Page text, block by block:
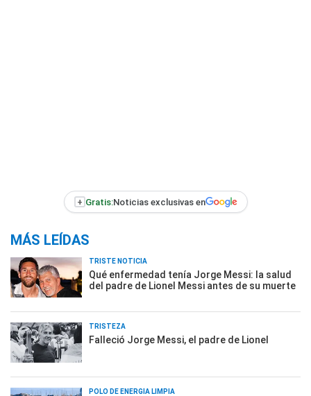
+ Gratis:Noticias exclusivas en
MÁS LEÍDAS
TRISTE NOTICIA
Qué enfermedad tenía Jorge Messi: la salud
del padre de Lionel Messi antes de su muerte
TRISTEZA
Falleció Jorge Messi, el padre de Lionel
POLO DE ENERGÍA LIMPIA